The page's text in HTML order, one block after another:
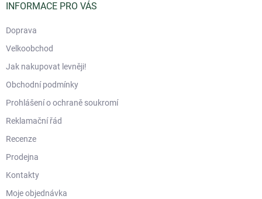
INFORMACE PRO VÁS
Doprava
Velkoobchod
Jak nakupovat levněji!
Obchodní podmínky
Prohlášení o ochraně soukromí
Reklamační řád
Recenze
Prodejna
Kontakty
Moje objednávka